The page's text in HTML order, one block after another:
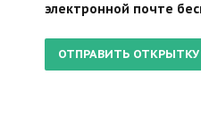
электронной почте